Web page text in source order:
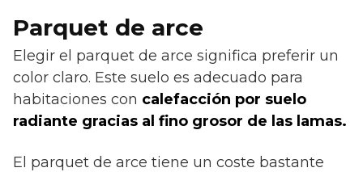
Parquet de arce
Elegir el parquet de arce significa preferir un
color claro. Este suelo es adecuado para
habitaciones con calefacción por suelo
radiante gracias al fino grosor de las lamas.
El parquet de arce tiene un coste bastante